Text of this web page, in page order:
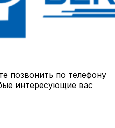
позвонить по телефону
интересующие вас